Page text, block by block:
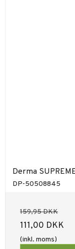
Derma
DP-50508845
159,95 DKK
111,00 DKK
(inkl. moms)